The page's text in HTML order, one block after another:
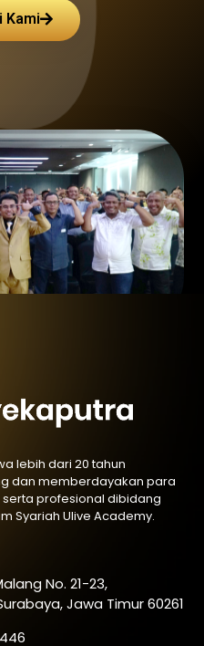
Kami
lebih dari 20 tahun
dan memberdayakan para
profesional dibidang
Syariah Ulive Academy.
No. 21-23,
Jawa Timur 60261